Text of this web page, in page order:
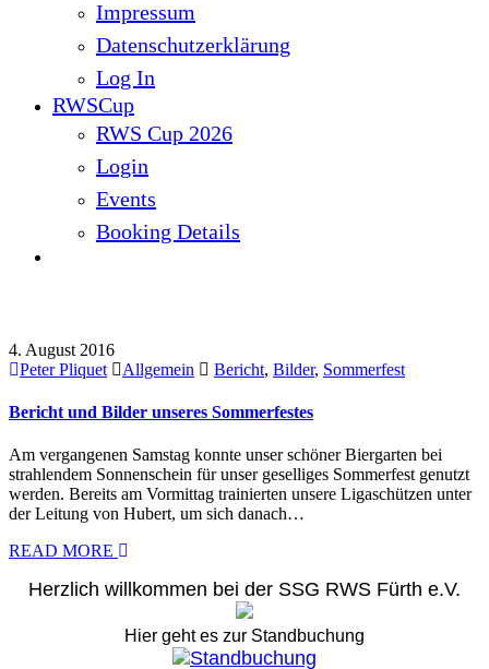
Impressum
Datenschutzerklärung
Log In
RWSCup
RWS Cup 2026
Login
Events
Booking Details
4. August 2016
Peter Pliquet
Allgemein Bericht, Bilder, Sommerfest
Bericht und Bilder unseres Sommerfestes
Am vergangenen Samstag konnte unser schöner Biergarten bei
strahlendem Sonnenschein für unser geselliges Sommerfest genutzt
werden. Bereits am Vormittag trainierten unsere Ligaschützen unter
der Leitung von Hubert, um sich danach…
READ MORE
Herzlich willkommen bei der SSG RWS Fürth e.V.
Hier geht es zur Standbuchung